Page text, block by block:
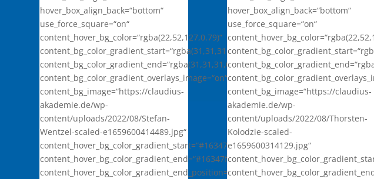
hover_box_align_back=“bottom“
use_force_square=“on“
content_hover_bg_color=“rgba(22,52,127,0.79)“
content_bg_color_gradient_start=“rgba(31,31,31,0)“
content_bg_color_gradient_end=“rgba(31,31,31,0.9)“
content_bg_color_gradient_overlays_image=“on“
content_bg_image=“https://claudius-
akademie.de/wp-
content/uploads/2022/08/Stefan-
Wentzel-scaled-e1659600414489.jpg“
content_hover_bg_color_gradient_start=“#16347f“
content_hover_bg_color_gradient_end=“#16347f“
content_hover_bg_color_gradient_end_position=“71%“
hover_box_align_back=“bottom“
use_force_square=“on“
content_bg_image=“https://claudius-
akademie.de/wp-
content/uploads/2022/08/Thorsten-
Kolodzie-scaled-
e1659600314129.jpg“